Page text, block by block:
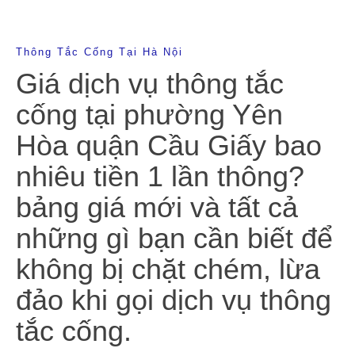
Thông Tắc Cống Tại Hà Nội
Giá dịch vụ thông tắc
cống tại phường Yên
Hòa quận Cầu Giấy bao
nhiêu tiền 1 lần thông?
bảng giá mới và tất cả
những gì bạn cần biết để
không bị chặt chém, lừa
đảo khi gọi dịch vụ thông
tắc cống.